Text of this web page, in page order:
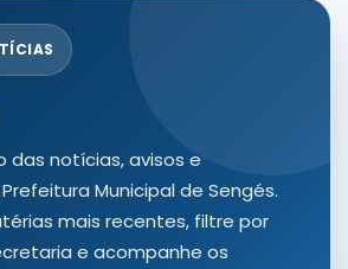
das notícias, avisos e
Municipal de Sengés.
mais recentes, filtre por
e acompanhe os